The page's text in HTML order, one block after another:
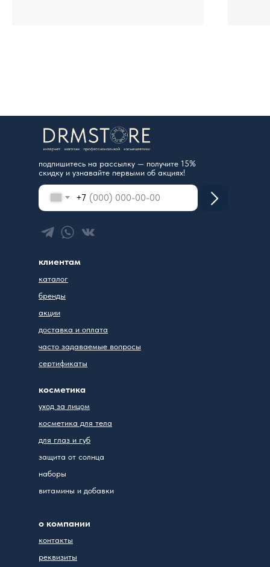
каталог
бренды
акции
доставка и оплата
часто задаваемые вопросы
сертификаты
клиентам
уход за лицом
косметика для тела
для глаз и губ
защита от солнца
наборы
витамины и добавки
косметика
контакты
реквизиты
о компании
+7
подпишитесь на рассылку — получите 15%
скидку и узнавайте первыми об акциях!